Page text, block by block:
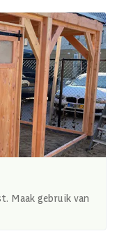
Maak gebruik van